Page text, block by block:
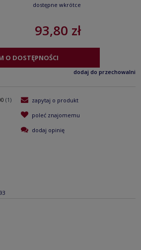
dostępne wkrótce
93,80 zł
O DOSTĘPNOŚCI
dodaj do przechowalni
zapytaj o produkt
poleć znajomemu
dodaj opinię